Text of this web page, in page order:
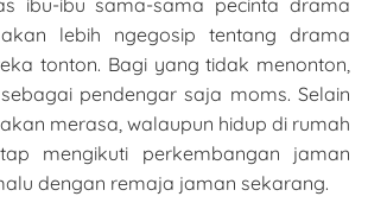
lebih ngegosip tentang drama
tonton. Bagi yang tidak menonton,
pendengar saja moms. Selain
merasa, walaupun hidup di rumah
mengikuti perkembangan jaman
dengan remaja jaman sekarang.